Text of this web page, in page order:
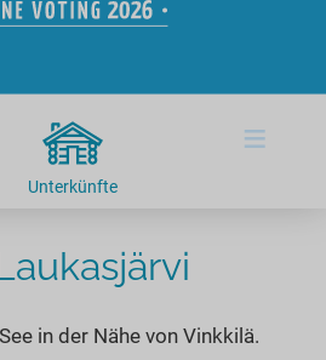
Unterkünfte
≡
in der Nähe von Vinkkilä.